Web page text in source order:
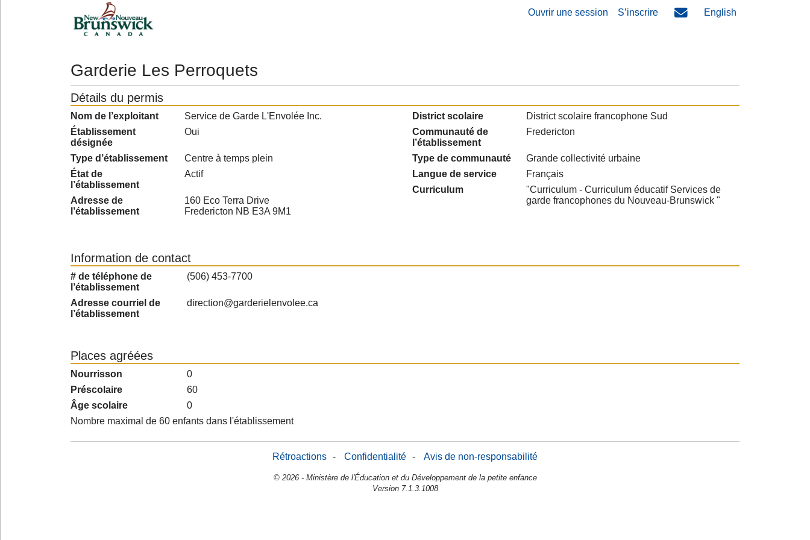
Ouvrir une session S’inscrire English
Garderie Les Perroquets
Détails du permis
Nom de l’exploitant
Service de Garde L'Envolée Inc.
Établissement
désignée
Oui
Type d’établissement
Centre à temps plein
État de
l’établissement
Actif
Adresse de
l’établissement
160 Eco Terra Drive
Fredericton NB E3A 9M1
District scolaire
District scolaire francophone Sud
Communauté de
l’établissement
Fredericton
Type de communauté
Grande collectivité urbaine
Langue de service
Français
Curriculum
"Curriculum - Curriculum éducatif Services de
garde francophones du Nouveau-Brunswick "
Information de contact
# de téléphone de
l’établissement
(506) 453-7700
Adresse courriel de
l’établissement
direction@garderielenvolee.ca
Places agréées
Nourrisson
0
Préscolaire
60
Âge scolaire
0
Nombre maximal de 60 enfants dans l'établissement
Rétroactions - Confidentialité - Avis de non-responsabilité
© 2026 - Ministère de l'Éducation et du Développement de la petite enfance
Version 7.1.3.1008